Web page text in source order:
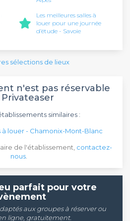
Les meilleures salles à
louer pour une journée
d’étude - Savoie
sélections de lieux
n'est pas réservable
similaires :
à louer - Chamonix-Mont-Blanc
de l'établissement, contactez-
nous
parfait pour votre
aux groupes à réserver ou
ligne, gratuitement.